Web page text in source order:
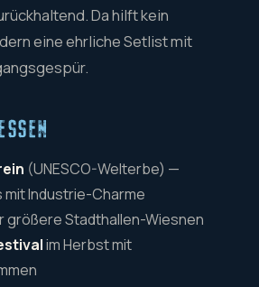
Da hilft kein
eine ehrliche Setlist mit
(UNESCO-Welterbe) —
Industrie-Charme
größere Stadthallen-Wiesnen
im Herbst mit